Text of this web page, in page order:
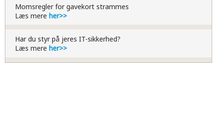
Momsregler for gavekort strammes
​Læs mere her>>
Har du styr på jeres IT-sikkerhed?
​Læs mere her>>